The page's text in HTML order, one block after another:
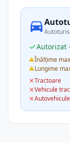
Înălțime
Lungime
Tractoare
Vehicule